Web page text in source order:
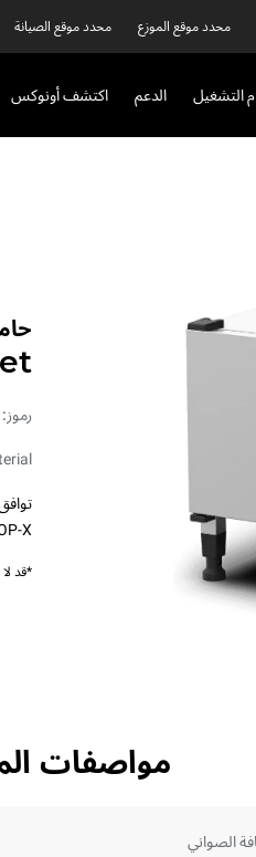
محدد موقع الموزع محدد موقع الصيانة
التشغيل الدعم اكتشف أونوكس
رموز: XWLEA-06EF-H
X™
*قد
مواصفات
الصواني